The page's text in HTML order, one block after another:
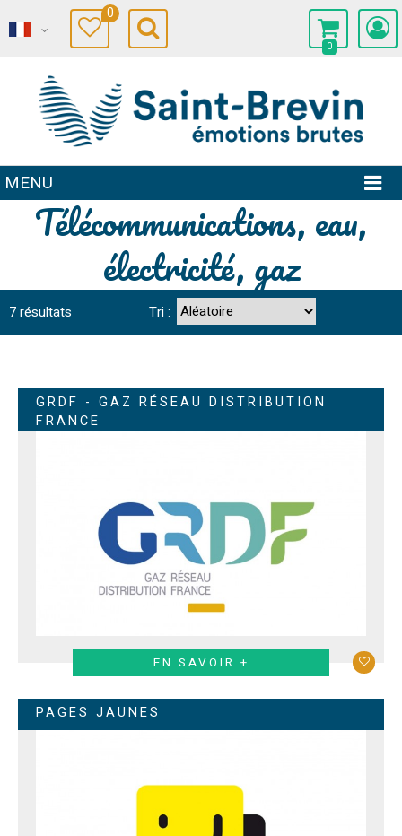
0
0
MENU
Télécommunications, eau,
électricité, gaz
7résultats Tri :
GRDF - GAZ RÉSEAU DISTRIBUTION
FRANCE
EN SAVOIR +
PAGES JAUNES